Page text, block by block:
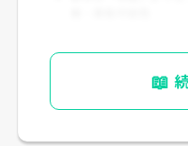
外関与を確認すると
📖